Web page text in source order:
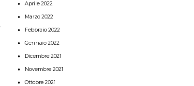
Aprile 2022
Marzo 2022
Febbraio 2022
Gennaio 2022
Dicembre 2021
Novembre 2021
Ottobre 2021